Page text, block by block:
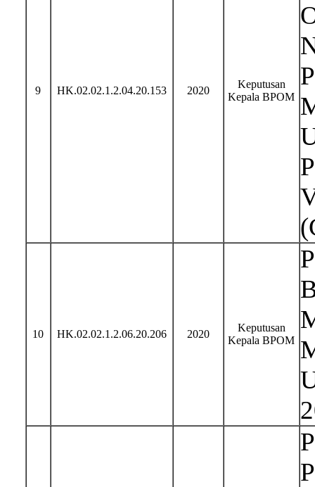
9 HK.02.02.1.2.04.20.153 2020
Keputusan
Kepala BPOM
10 HK.02.02.1.2.06.20.206 2020
Keputusan
Kepala BPOM